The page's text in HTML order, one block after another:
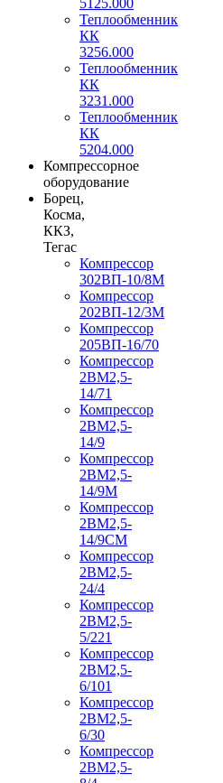
Теплообменник
КК
3256.000
Теплообменник
КК
3231.000
Теплообменник
КК
5204.000
Компрессорное
оборудование
Борец,
Косма,
ККЗ,
Тегас
Компрессор
302ВП-10/8М
Компрессор
202ВП-12/3М
Компрессор
205ВП-16/70
Компрессор
2ВМ2,5-
14/71
Компрессор
2ВМ2,5-
14/9
Компрессор
2ВМ2,5-
14/9М
Компрессор
2ВМ2,5-
14/9СМ
Компрессор
2ВМ2,5-
24/4
Компрессор
2ВМ2,5-
5/221
Компрессор
2ВМ2,5-
6/101
Компрессор
2ВМ2,5-
6/30
Компрессор
2ВМ2,5-